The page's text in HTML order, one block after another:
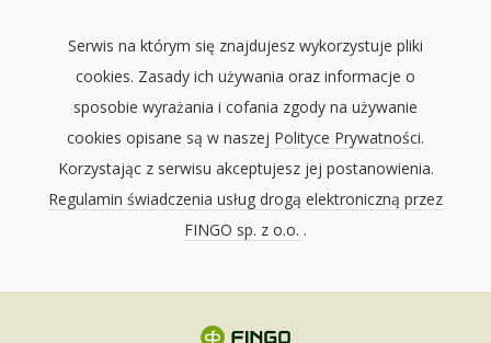
Serwis na którym się znajdujesz wykorzystuje pliki
cookies. Zasady ich używania oraz informacje o
sposobie wyrażania i cofania zgody na używanie
cookies opisane są w naszej Polityce Prywatności.
Korzystając z serwisu akceptujesz jej postanowienia.
Regulamin świadczenia usług drogą elektroniczną przez
FINGO sp. z o.o. .